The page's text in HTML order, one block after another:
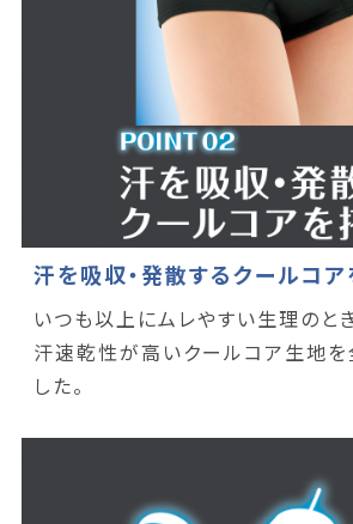
汗を吸収・発散するクールコ
いつも以上にムレやすい生理のと
汗速乾性が高いクールコア生地
した。